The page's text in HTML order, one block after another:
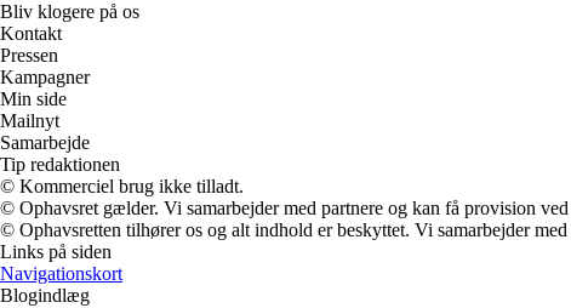
Bliv klogere på os
Kontakt
Pressen
Kampagner
Min side
Mailnyt
Samarbejde
Tip redaktionen
© Kommerciel brug ikke tilladt.
© Ophavsret gælder. Vi samarbejder med partnere og kan få provision
© Ophavsretten tilhører os og alt indhold er beskyttet. Vi samarbejder
Links på siden
Navigationskort
Blogindlæg